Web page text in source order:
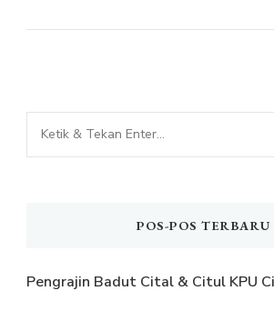
Mencari
Sesuatu?
POS-POS TERBARU
Pengrajin Badut Cital & Citul KPU